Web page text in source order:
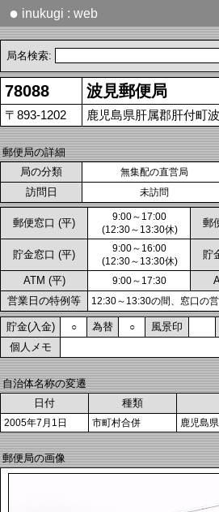
● inukugi : web
局名検索:
78088 波見郵便局
〒893-1202 鹿児島県肝属郡肝付町
郵便局の詳細
局の分類
無集配の直営局
訪問日 未訪問
郵便窓口 (平)
9:00～17:00
(12:30～13:30休)
郵
貯金窓口 (平)
9:00～16:00
(12:30～13:30休)
貯
ATM (平) 9:00～17:30
営業日の特例等 12:30～13:30の間、窓口の
貯金(入金) ○ 為替 ○ 風景印
個人メモ
自治体名称の変遷
日付
種類
2005年7月1日 市町村合併 鹿児島
郵便局の画像